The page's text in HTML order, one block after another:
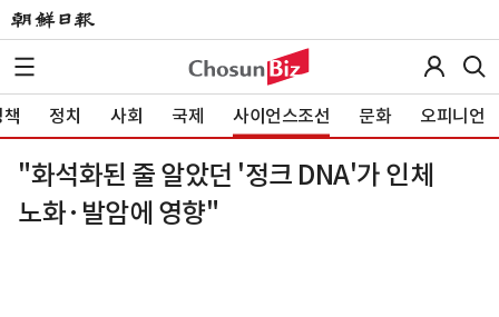
정치 사회 국제 사이언스조선 문화 오피니언
"화석화된 줄 알았던 '정크 DNA'가 인체
노화·발암에 영향"